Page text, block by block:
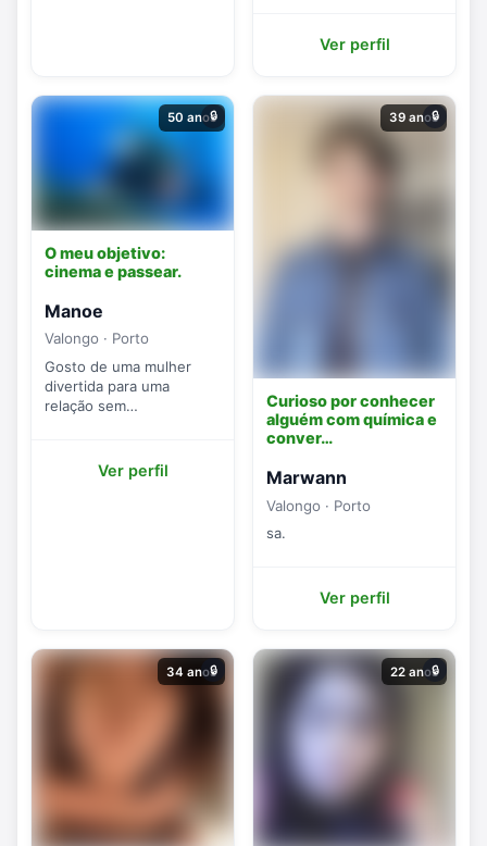
Ver perfil
50 anos
🔒
O meu objetivo:
cinema e passear.
Manoe
Valongo · Porto
Gosto de uma mulher
divertida para uma
relação sem
Ver perfil
39 anos
🔒
Curioso por conhecer
alguém com química e
conver…
Marwann
Valongo · Porto
sa.
Ver perfil
34 anos
🔒 22 anos
🔒